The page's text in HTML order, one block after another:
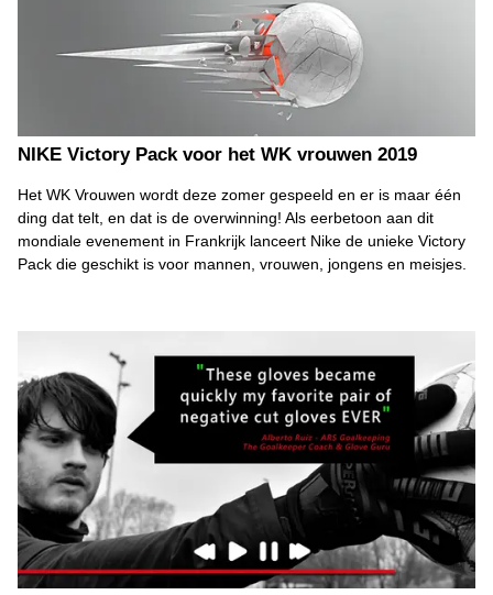
NIKE Victory Pack voor het WK vrouwen 2019
Het WK Vrouwen wordt deze zomer gespeeld en er is maar één
ding dat telt, en dat is de overwinning! Als eerbetoon aan dit
mondiale evenement in Frankrijk lanceert Nike de unieke Victory
Pack die geschikt is voor mannen, vrouwen, jongens en meisjes.